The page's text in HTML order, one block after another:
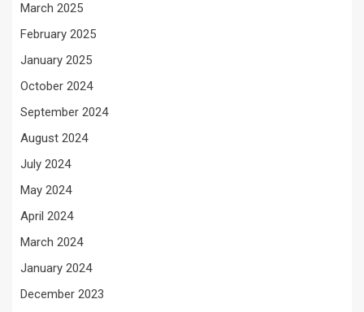
March 2025
February 2025
January 2025
October 2024
September 2024
August 2024
July 2024
May 2024
April 2024
March 2024
January 2024
December 2023